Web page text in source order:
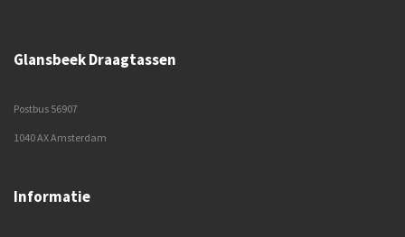
Glansbeek Draagtassen
Postbus 56907
1040 AX Amsterdam
Informatie